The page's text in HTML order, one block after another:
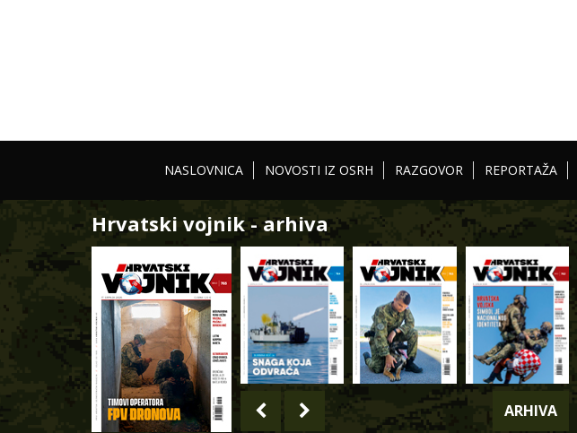
NASLOVNICA NOVOSTI IZ OSRH RAZGOVOR REPORTAŽA
Hrvatski vojnik - arhiva
ARHIVA